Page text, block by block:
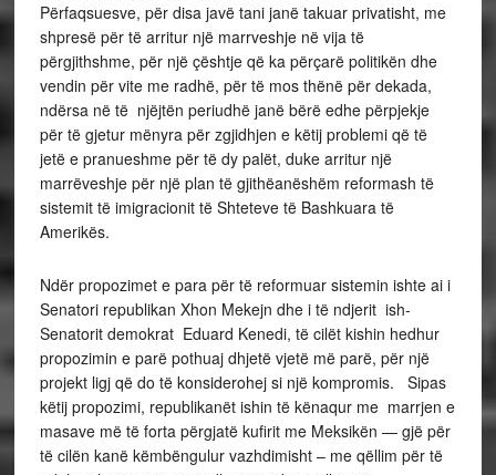
Përfaqsuesve, për disa javë tani janë takuar privatisht, me
shpresë për të arritur një marrveshje në vija të
përgjithshme, për një çështje që ka përçarë politikën dhe
vendin për vite me radhë, për të mos thënë për dekada,
ndërsa në të njëjtën periudhë janë bërë edhe përpjekje
për të gjetur mënyra për zgjidhjen e këtij problemi që të
jetë e pranueshme për të dy palët, duke arritur një
marrëveshje për një plan të gjithëanëshëm reformash të
sistemit të imigracionit të Shteteve të Bashkuara të
Amerikës.
Ndër propozimet e para për të reformuar sistemin ishte ai i
Senatori republikan Xhon Mekejn dhe i të ndjerit ish-
Senatorit demokrat Eduard Kenedi, të cilët kishin hedhur
propozimin e parë pothuaj dhjetë vjetë më parë, për një
projekt ligj që do të konsiderohej si një kompromis. Sipas
këtij propozimi, republikanët ishin të kënaqur me marrjen e
masave më të forta përgjatë kufirit me Meksikën — gjë për
të cilën kanë këmbëngulur vazhdimisht – me qëllim për të